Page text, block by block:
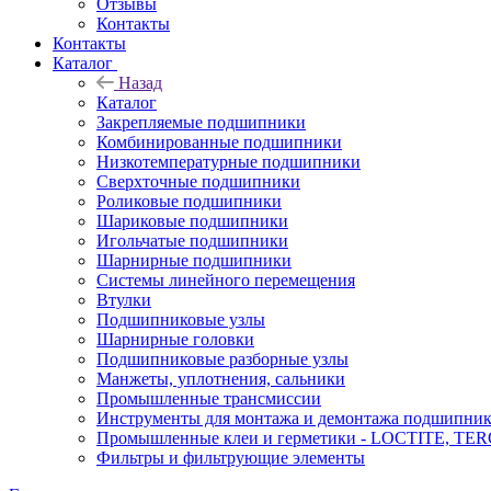
Отзывы
Контакты
Контакты
Каталог
Назад
Каталог
Закрепляемые подшипники
Комбинированные подшипники
Низкотемпературные подшипники
Сверхточные подшипники
Роликовые подшипники
Шариковые подшипники
Игольчатые подшипники
Шарнирные подшипники
Системы линейного перемещения
Втулки
Подшипниковые узлы
Шарнирные головки
Подшипниковые разборные узлы
Манжеты, уплотнения, сальники
Промышленные трансмиссии
Инструменты для монтажа и демонтажа
Промышленные клеи и герметики - LOCTITE,
Фильтры и фильтрующие элементы